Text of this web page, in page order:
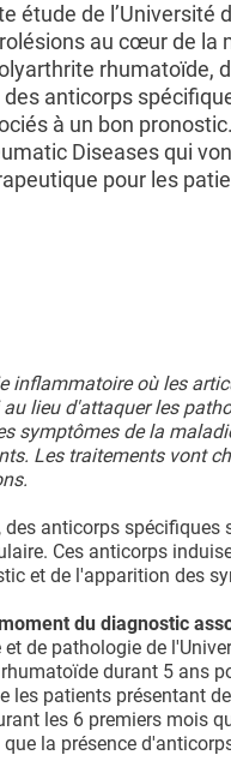
étude de l’Université
au cœur de la
rhumatoïde,
des anticorps
à un bon
Diseases qui
pour les
inflammatoire où les
lieu d'attaquer les
symptômes de la
Les traitements vont
anticorps
Ces anticorps
et de l'apparition des
du diagnostic
de pathologie de
durant 5 ans
les patients présentant
les 6 premiers mois
la présence